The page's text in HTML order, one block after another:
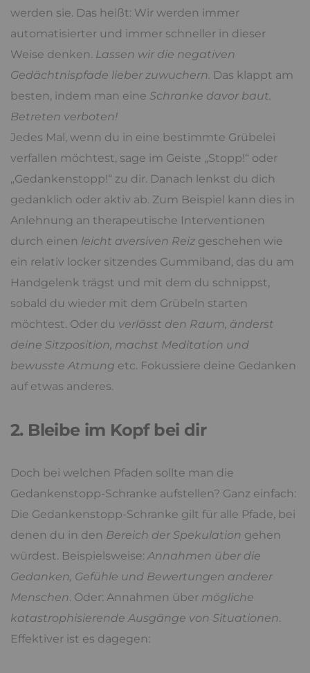
werden sie. Das heißt: Wir werden immer
automatisierter und immer schneller in dieser
Weise denken. Lassen wir die negativen
Gedächtnispfade lieber zuwuchern. Das klappt am
besten, indem man eine Schranke davor baut.
Betreten verboten!
Jedes Mal, wenn du in eine bestimmte Grübelei
verfallen möchtest, sage im Geiste „Stopp!“ oder
„Gedankenstopp!“ zu dir. Danach lenkst du dich
gedanklich oder aktiv ab. Zum Beispiel kann dies in
Anlehnung an therapeutische Interventionen
durch einen leicht aversiven Reiz geschehen wie
ein relativ locker sitzendes Gummiband, das du am
Handgelenk trägst und mit dem du schnippst,
sobald du wieder mit dem Grübeln starten
möchtest. Oder du verlässt den Raum, änderst
deine Sitzposition, machst Meditation und
bewusste Atmung etc. Fokussiere deine Gedanken
auf etwas anderes.
2. Bleibe im Kopf bei dir
Doch bei welchen Pfaden sollte man die
Gedankenstopp-Schranke aufstellen? Ganz einfach:
Die Gedankenstopp-Schranke gilt für alle Pfade, bei
denen du in den Bereich der Spekulation gehen
würdest. Beispielsweise:Annahmen über die
Gedanken, Gefühle und Bewertungen anderer
Menschen. Oder: Annahmen über mögliche
katastrophisierende Ausgänge von Situationen.
Effektiver ist es dagegen: